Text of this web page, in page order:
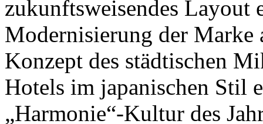
zukunftsweisendes Layout
Modernisierung der Marke
Konzept des städtischen
Hotels im japanischen Stil
„Harmonie“-Kultur des